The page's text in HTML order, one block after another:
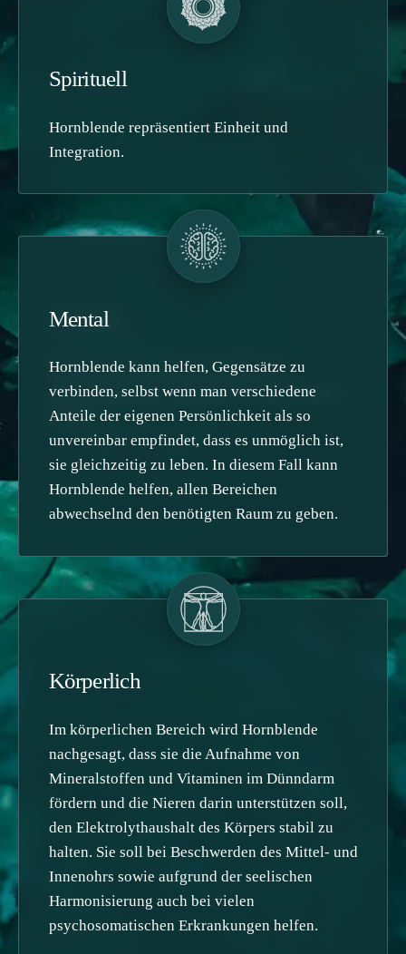
Spirituell
Hornblende repräsentiert Einheit und
Integration.
Seelisch
Hornblende kann helfen, Gefühle der
Zerrissenheit und zwanghafte Anspannung zu
lösen.
Mental
Hornblende kann helfen, Gegensätze zu
verbinden, selbst wenn man verschiedene
Anteile der eigenen Persönlichkeit als so
unvereinbar empfindet, dass es unmöglich ist,
sie gleichzeitig zu leben. In diesem Fall kann
Hornblende helfen, allen Bereichen
abwechselnd den benötigten Raum zu geben.
Körperlich
Im körperlichen Bereich wird Hornblende
nachgesagt, dass sie die Aufnahme von
Mineralstoffen und Vitaminen im Dünndarm
fördern und die Nieren darin unterstützen soll,
den Elektrolythaushalt des Körpers stabil zu
halten. Sie soll bei Beschwerden des Mittel- und
Innenohrs sowie aufgrund der seelischen
Harmonisierung auch bei vielen
psychosomatischen Erkrankungen helfen.